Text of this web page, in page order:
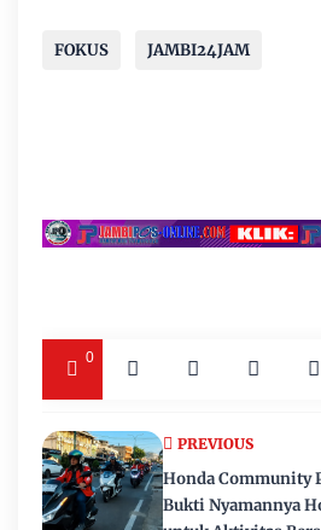
FOKUS JAMBI24JAM
0
PREVIOUS
Honda Community
Bukti Nyamannya